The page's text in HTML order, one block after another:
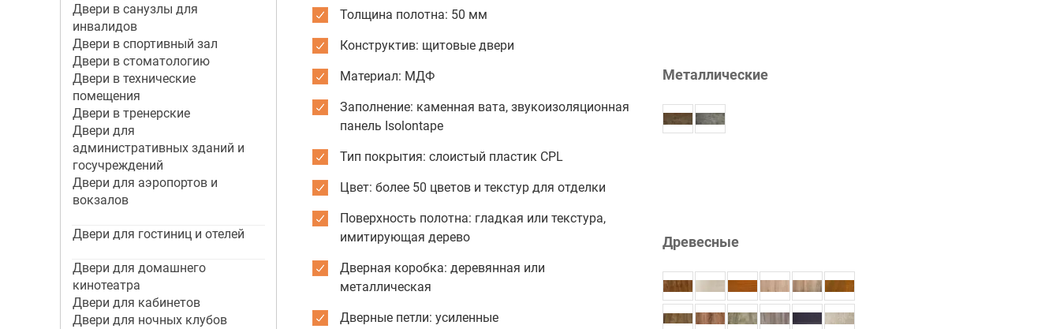
Двери в санузлы для
инвалидов
Двери в спортивный зал
Двери в стоматологию
Двери в технические
помещения
Двери в тренерские
Двери для
административных зданий и
госучреждений
Двери для аэропортов и
вокзалов
Двери для гостиниц и отелей
Двери для домашнего
кинотеатра
Двери для кабинетов
Двери для ночных клубов
Толщина полотна: 50 мм
Конструктив: щитовые двери
Материал: МДФ
Заполнение: каменная вата, звукоизоляционная
панель Isolontape
Тип покрытия: слоистый пластик CPL
Цвет: более 50 цветов и текстур для отделки
Поверхность полотна: гладкая или текстура,
имитирующая дерево
Дверная коробка: деревянная или
металлическая
Дверные петли: усиленные
Металлические
Древесные